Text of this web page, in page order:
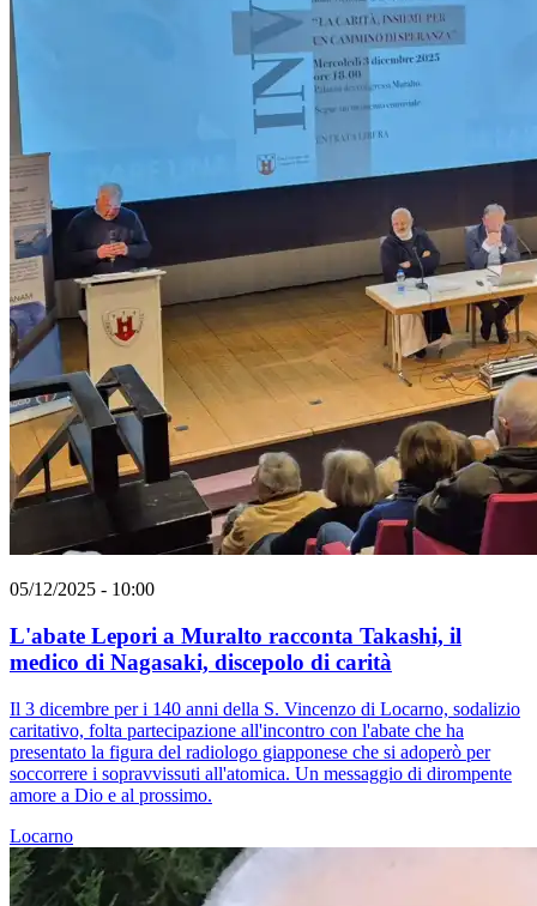
05/12/2025 - 10:00
L'abate Lepori a Muralto racconta Takashi, il
medico di Nagasaki, discepolo di carità
Il 3 dicembre per i 140 anni della S. Vincenzo di Locarno, sodalizio
caritativo, folta partecipazione all'incontro con l'abate che ha
presentato la figura del radiologo giapponese che si adoperò per
soccorrere i sopravvissuti all'atomica. Un messaggio di dirompente
amore a Dio e al prossimo.
Locarno